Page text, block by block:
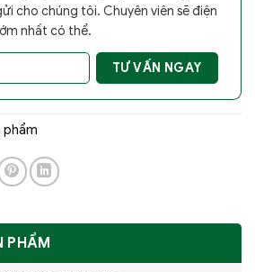
cho chúng tôi. Chuyên viên sẽ điện
nhất có thể.
phẩm
PHẨM